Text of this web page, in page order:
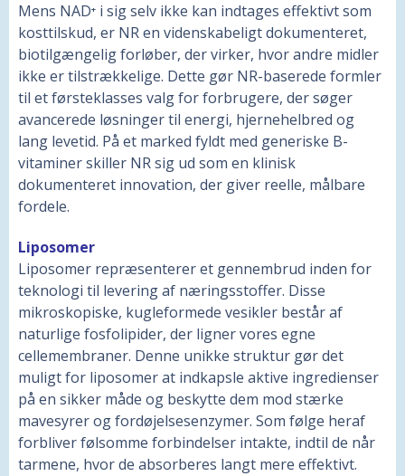
Mens NAD⁺ i sig selv ikke kan indtages effektivt som
kosttilskud, er NR en videnskabeligt dokumenteret,
biotilgængelig forløber, der virker, hvor andre midler
ikke er tilstrækkelige. Dette gør NR-baserede formler
til et førsteklasses valg for forbrugere, der søger
avancerede løsninger til energi, hjernehelbred og
lang levetid. På et marked fyldt med generiske B-
vitaminer skiller NR sig ud som en klinisk
dokumenteret innovation, der giver reelle, målbare
fordele.
Liposomer
Liposomer repræsenterer et gennembrud inden for
teknologi til levering af næringsstoffer. Disse
mikroskopiske, kugleformede vesikler består af
naturlige fosfolipider, der ligner vores egne
cellemembraner. Denne unikke struktur gør det
muligt for liposomer at indkapsle aktive ingredienser
på en sikker måde og beskytte dem mod stærke
mavesyrer og fordøjelsesenzymer. Som følge heraf
forbliver følsomme forbindelser intakte, indtil de når
tarmene, hvor de absorberes langt mere effektivt.